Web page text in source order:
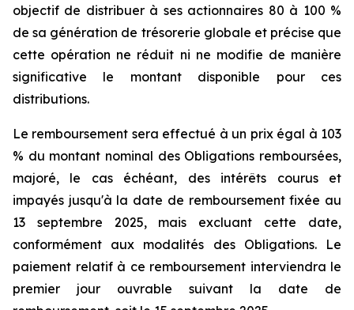
objectif de distribuer à ses actionnaires 80 à 100 %
de sa génération de trésorerie globale et précise que
cette opération ne réduit ni ne modifie de manière
significative le montant disponible pour ces
distributions.
Le remboursement sera effectué à un prix égal à 103
% du montant nominal des Obligations remboursées,
majoré, le cas échéant, des intérêts courus et
impayés jusqu'à la date de remboursement fixée au
13 septembre 2025, mais excluant cette date,
conformément aux modalités des Obligations. Le
paiement relatif à ce remboursement interviendra le
premier jour ouvrable suivant la date de